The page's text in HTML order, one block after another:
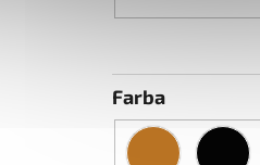
Farba